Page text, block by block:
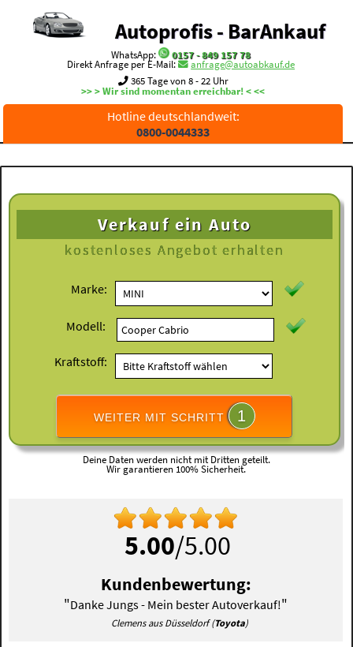
Autoprofis - BarAnkauf
WhatsApp:
0157 - 849 157 78
Direkt Anfrage per E-Mail:
anfrage@autoabkauf.de
365 Tage von 8 - 22 Uhr
>> > Wir sind momentan erreichbar! < <<
Hotline deutschlandweit:
0800-0044333
Verkauf ein Auto
kostenloses Angebot erhalten
Marke:
Modell:
Kraftstoff:
WEITER MIT SCHRITT 1
Deine Daten werden nicht mit Dritten geteilt.
Wir garantieren 100% Sicherheit.
5.00/5.00
Kundenbewertung:
"Danke Jungs - Mein bester Autoverkauf!"
Clemens aus Düsseldorf (Toyota)